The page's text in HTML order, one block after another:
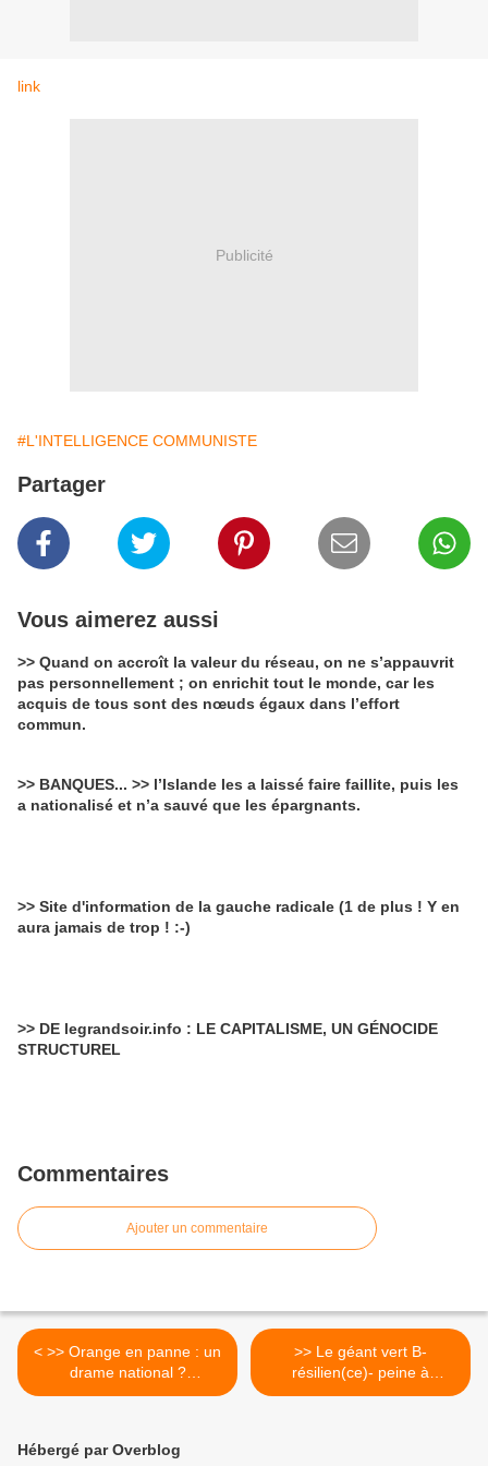
link
Publicité
#L'INTELLIGENCE COMMUNISTE
Partager
Vous aimerez aussi
>> Quand on accroît la valeur du réseau, on ne s’appauvrit
pas personnellement ; on enrichit tout le monde, car les
acquis de tous sont des nœuds égaux dans l’effort
commun.
>> BANQUES... >> l’Islande les a laissé faire faillite, puis les
a nationalisé et n’a sauvé que les épargnants.
>> Site d'information de la gauche radicale (1 de plus ! Y en
aura jamais de trop ! :-)
>> DE legrandsoir.info : LE CAPITALISME, UN GÉNOCIDE
STRUCTUREL
Commentaires
Ajouter un commentaire
< >> Orange en panne : un
drame national ?
Renationaliser France
>> Le géant vert B-
résilien(ce)- peine à
satisfaire sa consommation
Hébergé par Overblog